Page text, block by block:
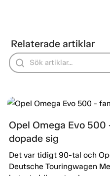
Relaterade artiklar
Opel Omega Evo
dopade sig
Det var tidigt 90-tal och
Deutsche Touringwagen